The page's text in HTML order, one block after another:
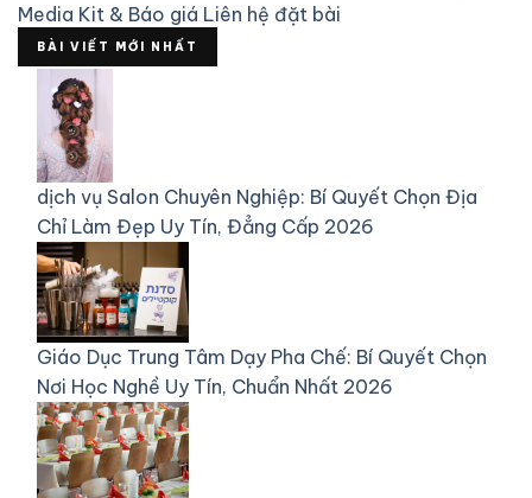
Media Kit & Báo giá Liên hệ đặt bài
BÀI VIẾT MỚI NHẤT
dịch vụ Salon Chuyên Nghiệp: Bí Quyết Chọn Địa
Chỉ Làm Đẹp Uy Tín, Đẳng Cấp 2026
Giáo Dục Trung Tâm Dạy Pha Chế: Bí Quyết Chọn
Nơi Học Nghề Uy Tín, Chuẩn Nhất 2026